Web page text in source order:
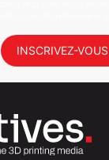
INSCRIVEZ-VOUS